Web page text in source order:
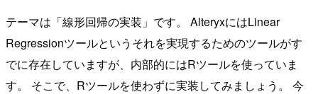
テーマは「線形回帰の実装」です。 AlteryxにはLinear
Regressionツールというそれを実現するためのツールがす
でに存在していますが、内部的にはRツールを使っていま
す。 そこで、Rツールを使わずに実装してみましょう。 今